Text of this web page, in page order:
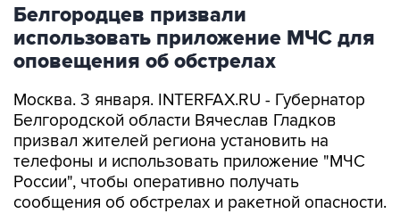
Белгородцев призвали
использовать приложение МЧС для
оповещения об обстрелах
Москва. 3 января. INTERFAX.RU - Губернатор
Белгородской области Вячеслав Гладков
призвал жителей региона установить на
телефоны и использовать приложение "МЧС
России", чтобы оперативно получать
сообщения об обстрелах и ракетной опасности.